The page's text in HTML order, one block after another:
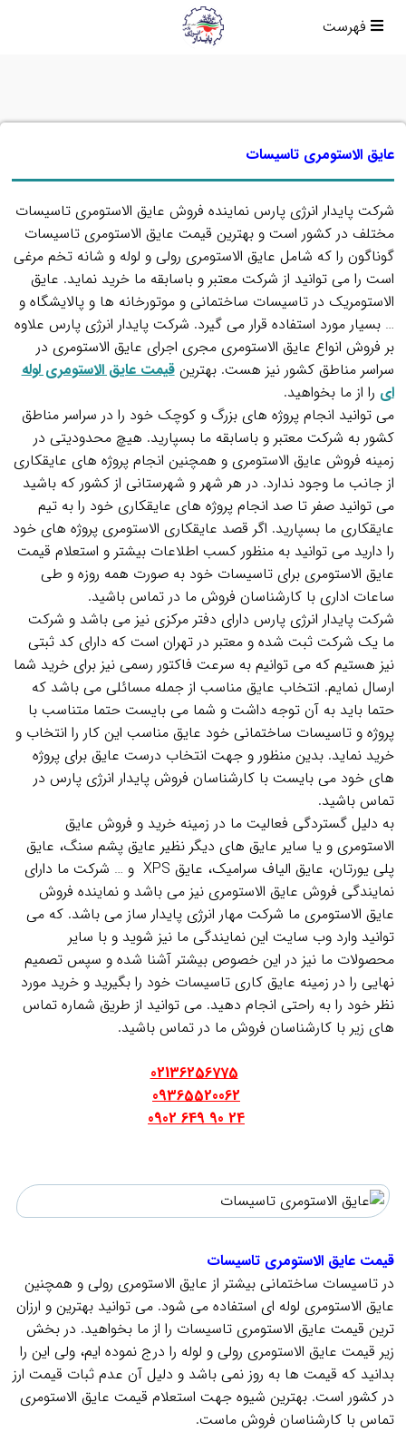
فهرست
عایق الاستومری تاسیسات
شرکت پایدار انرژی پارس نماینده فروش عایق الاستومری تاسیسات
مختلف در کشور است و بهترین قیمت عایق الاستومری تاسیسات
گوناگون را که شامل عایق الاستومری رولی و لوله و شانه تخم مرغی
است را می توانید از شرکت معتبر و باسابقه ما خرید نماید. عایق
الاستومریک در تاسیسات ساختمانی و موتورخانه ها و پالایشگاه و
… بسیار مورد استفاده قرار می گیرد. شرکت پایدار انرژی پارس علاوه
بر فروش انواع عایق الاستومری مجری اجرای عایق الاستومری در
سراسر مناطق کشور نیز هست. بهترینقیمت عایق الاستومری لوله
ای را از ما بخواهید.
می توانید انجام پروژه های بزرگ و کوچک خود را در سراسر مناطق
کشور به شرکت معتبر و باسابقه ما بسپارید. هیچ محدودیتی در
زمینه فروش عایق الاستومری و همچنین انجام پروژه های عایقکاری
از جانب ما وجود ندارد. در هر شهر و شهرستانی از کشور که باشید
می توانید صفر تا صد انجام پروژه های عایقکاری خود را به تیم
عایقکاری ما بسپارید. اگر قصد عایقکاری الاستومری پروژه های خود
را دارید می توانید به منظور کسب اطلاعات بیشتر و استعلام قیمت
عایق الاستومری برای تاسیسات خود به صورت همه روزه و طی
ساعات اداری با کارشناسان فروش ما در تماس باشید.
شرکت پایدار انرژی پارس دارای دفتر مرکزی نیز می باشد و شرکت
ما یک شرکت ثبت شده و معتبر در تهران است که دارای کد ثبتی
نیز هستیم که می توانیم به سرعت فاکتور رسمی نیز برای خرید شما
ارسال نمایم. انتخاب عایق مناسب از جمله مسائلی می باشد که
حتما باید به آن توجه داشت و شما می بایست حتما متناسب با
پروژه و تاسیسات ساختمانی خود عایق مناسب این کار را انتخاب و
خرید نماید. بدین منظور و جهت انتخاب درست عایق برای پروژه
های خود می بایست با کارشناسان فروش پایدار انرژی پارس در
تماس باشید.
به دلیل گستردگی فعالیت ما در زمینه خرید و فروش عایق
الاستومری و یا سایر عایق های دیگر نظیر عایق پشم سنگ، عایق
پلی یورتان، عایق الیاف سرامیک، عایق XPS و … شرکت ما دارای
نمایندگی فروش عایق الاستومری نیز می باشد و نماینده فروش
عایق الاستومری ما شرکت مهار انرژی پایدار ساز می باشد. که می
توانید وارد وب سایت این نمایندگی ما نیز شوید و با سایر
محصولات ما نیز در این خصوص بیشتر آشنا شده و سپس تصمیم
نهایی را در زمینه عایق کاری تاسیسات خود را بگیرید و خرید مورد
نظر خود را به راحتی انجام دهید. می توانید از طریق شماره تماس
های زیر با کارشناسان فروش ما در تماس باشید.
02136256775
09365520062
24 90 649 0902
قیمت عایق الاستومری تاسیسات
در تاسیسات ساختمانی بیشتر از عایق الاستومری رولی و همچنین
عایق الاستومری لوله ای استفاده می شود. می توانید بهترین و ارزان
ترین قیمت عایق الاستومری تاسیسات را از ما بخواهید. در بخش
زیر قیمت عایق الاستومری رولی و لوله را درج نموده ایم، ولی این را
بدانید که قیمت ها به روز نمی باشد و دلیل آن عدم ثبات قیمت ارز
در کشور است. بهترین شیوه جهت استعلام قیمت عایق الاستومری
تماس با کارشناسان فروش ماست.